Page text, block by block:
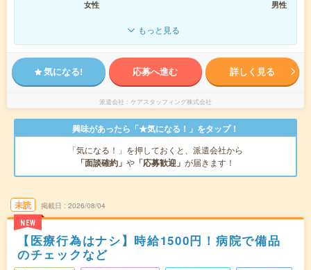
女性
男性
もっと見る
気になる! 応募へ進む 詳しく見る
派遣会社 ケアスタッフィング株式会社
興味があったら「★気になる！」をタップ！
「気になる！」を押しておくと、派遣会社から
「面談確約」 や 「応募歓迎」 が届きます！
未読
NEW
掲載日 2026/08/04
【医療行為はナシ】時給1500円！病院で備品
のチェックなど